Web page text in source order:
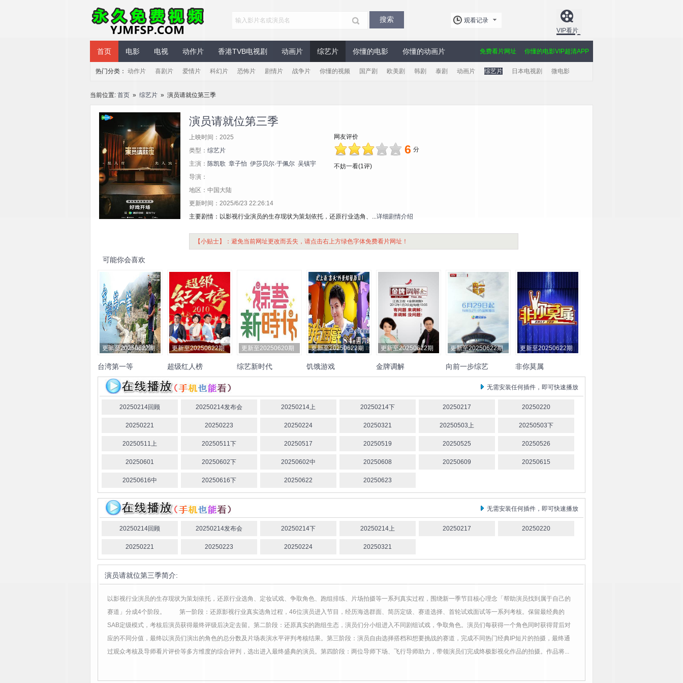
永久免费视频
观看记录
VIP看片
首页 电影 电视 动作片 香港TVB电视剧 动画片 综艺片 你懂的电影 你懂的动画片 你懂的电影VIP超清APP
免费看片网址
热门分类： 动作片 喜剧片 爱情片 科幻片 恐怖片 剧情片 战争片 你懂的视频 国产剧 欧美剧 韩剧 泰剧 动画片 综艺片 日本电视剧 微电影
当前位置: 首页 » 综艺片 » 演员请就位第三季
演员请就位第三季
上映时间：2025
类型： 综艺片
主演： 陈凯歌 章子怡 伊莎贝尔·于佩尔 吴镇宇
导演：
地区：中国大陆
更新时间：2025/6/23 22:26:14
主要剧情：以影视行业演员的生存现状为策划依托，还原行业选角、...详细剧情介绍
网友评价
6 分
不妨一看(1评)
【小贴士】：避免当前网址更改而丢失，请点击右上方绿色字体免费看片网址！
可能你会喜欢
更新至20250622期
台湾第一等
小马
更新至20250622期
超级红人榜
于美人 蔡昌宪 许志豪 江
惠仪
更新至20250620期
综艺新时代
谢炘昊 陈秉立 黄瑜娴 宝
炎
郭李建夫 吴东
苏晏霈
更新至20250622期
饥饿游戏
孙协志 王仁甫 许孟哲
更新至20250622期
金牌调解
章亭
更新至20250622期
向前一步综艺
马丁
更新至20250622期
非你莫属
张绍刚 黄健翔 涂磊 徐睿
无需安装任何插件，即可快速播放
20250214回顾 20250214发布会 20250214上 20250214下 20250217 20250220
20250221 20250223 20250224 20250321 20250503上 20250503下
20250511上 20250511下 20250517 20250519 20250525 20250526
20250601 20250602下 20250602中 20250608 20250609 20250615
20250616中 20250616下 20250622 20250623
无需安装任何插件，即可快速播放
20250214回顾 20250214发布会 20250214下 20250214上 20250217 20250220
20250221 20250223 20250224 20250321
演员请就位第三季简介:
以影视行业演员的生存现状为策划依托，还原行业选角、定妆试戏、争取角色、跑组排练、片场拍摄等一系列真实过程，围绕新一季节目核心理念「帮助演员找到属于自己的
赛道」分成4个阶段。 第一阶段：还原影视行业真实选角过程，46位演员进入节目，经历海选群面、简历定级、赛道选择、首轮试戏面试等一系列考核。保留最经典的
SAB定级模式，考核后演员获得最终评级后决定去留。第二阶段：还原真实的跑组生态，演员们分小组进入不同剧组试戏，争取角色。演员们每获得一个角色同时获得背后对
应的不同分值，最终以演员们演出的角色的总分数及片场表演水平评判考核结果。第三阶段：演员自由选择搭档和想要挑战的赛道，完成不同热门经典IP短片的拍摄，最终通
过观众考核及导师看片评价等多方维度的综合评判，选出进入最终盛典的演员。第四阶段：两位导师下场、飞行导师助力，带领演员们完成终极影视化作品的拍摄。作品将...